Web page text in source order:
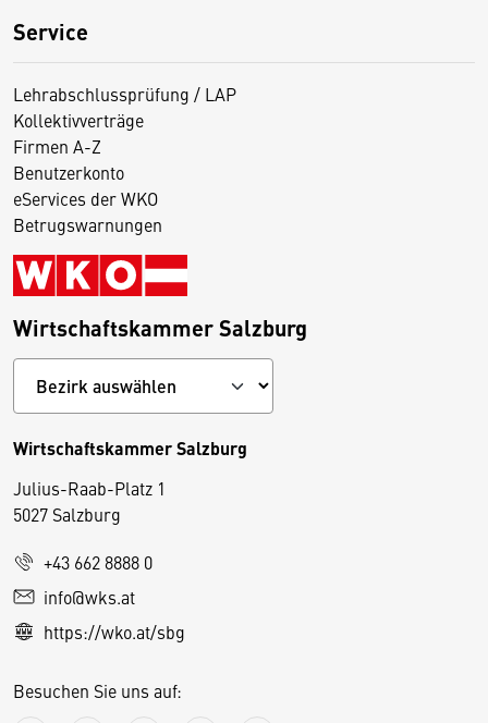
Service
Lehrabschlussprüfung / LAP
Kollektivverträge
Firmen A-Z
Benutzerkonto
eServices der WKO
Betrugswarnungen
Wirtschaftskammer Salzburg
Wirtschaftskammer Salzburg
Julius-Raab-Platz 1
5027 Salzburg
+43 662 8888 0
info@wks.at
https://wko.at/sbg
Besuchen Sie uns auf:
D
e
s
S